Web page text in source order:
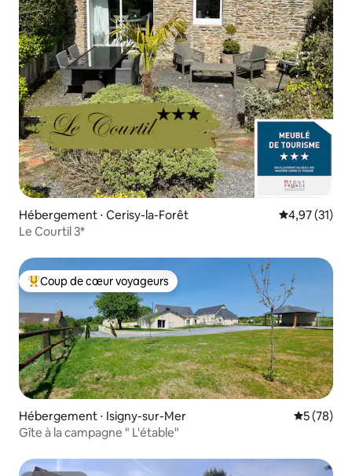
Hébergement ⋅ Cerisy-la-Forêt Évaluation
4,97 (31)
Le Courtil 3*
Coups de cœur voyageurs les plus appréciés
Coup de cœur voyageurs
Hébergement ⋅ Isigny-sur-Mer
5 (78)
Gîte à la campagne " L'étable"